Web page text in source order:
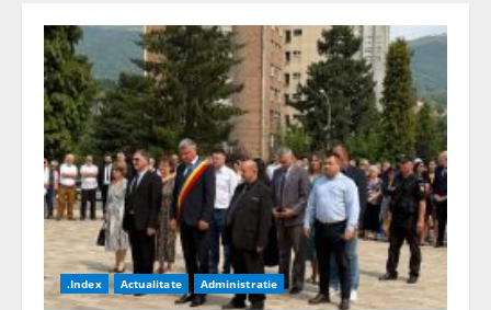
.Index Actualitate Administratie